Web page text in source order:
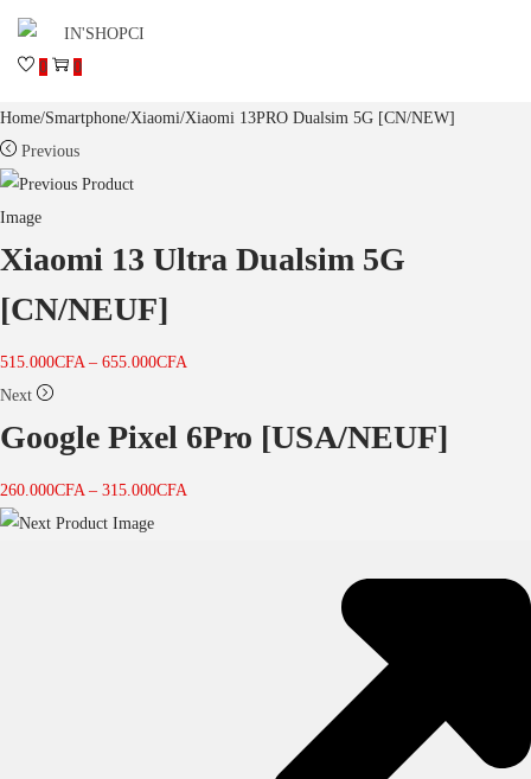
0 0
Home/Smartphone/Xiaomi/Xiaomi 13PRO Dualsim 5G [CN/NEW]
Previous
Xiaomi 13 Ultra Dualsim 5G
[CN/NEUF]
515.000CFA – 655.000CFA
Next
Google Pixel 6Pro [USA/NEUF]
260.000CFA – 315.000CFA